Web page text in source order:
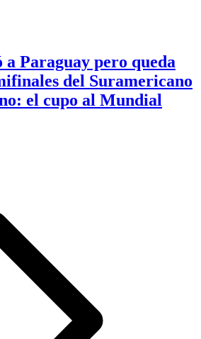
a Paraguay pero queda
del Suramericano
el cupo al Mundial